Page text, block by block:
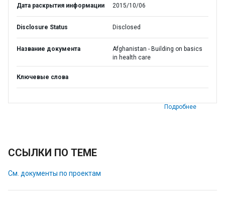
Дата раскрытия информации 2015/10/06
Disclosure Status Disclosed
Название документа
Afghanistan - Building on basics
in health care
Ключевые слова
Подробнее
ССЫЛКИ ПО ТЕМЕ
См. документы по проектам